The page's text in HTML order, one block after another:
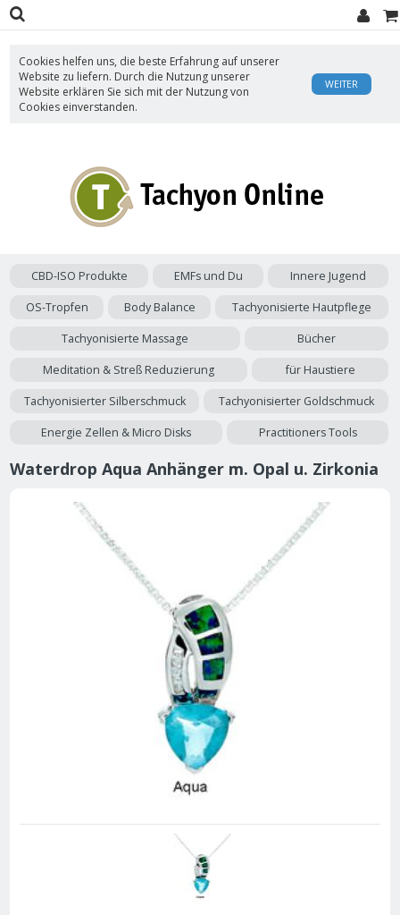
Cookies helfen uns, die beste Erfahrung auf unserer
Website zu liefern. Durch die Nutzung unserer
Website erklären Sie sich mit der Nutzung von
Cookies einverstanden.
WEITER
CBD-ISO Produkte EMFs und Du Innere Jugend
OS-Tropfen Body Balance Tachyonisierte Hautpflege
Tachyonisierte Massage Bücher
Meditation & Streß Reduzierung für Haustiere
Tachyonisierter Silberschmuck Tachyonisierter Goldschmuck
Energie Zellen & Micro Disks Practitioners Tools
Waterdrop Aqua Anhänger m. Opal u. Zirkonia